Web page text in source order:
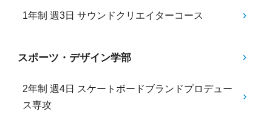
1年制 週3日 サウンドクリエイターコース
スポーツ・デザイン学部
2年制 週4日 スケートボードブランドプロデュー
ス専攻